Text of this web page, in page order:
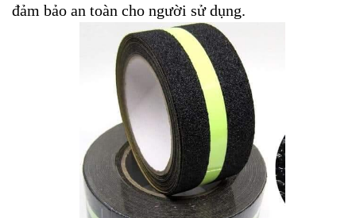
đảm bảo an toàn cho người sử dụng.